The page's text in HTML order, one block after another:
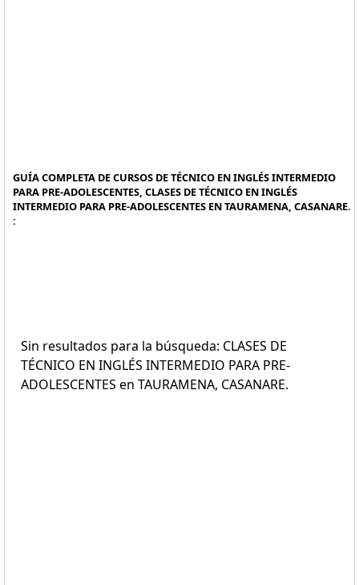
GUÍA COMPLETA DE CURSOS DE TÉCNICO EN INGLÉS INTERMEDIO
PARA PRE-ADOLESCENTES, CLASES DE TÉCNICO EN INGLÉS
INTERMEDIO PARA PRE-ADOLESCENTES EN TAURAMENA, CASANARE.
:
Sin resultados para la búsqueda: CLASES DE
TÉCNICO EN INGLÉS INTERMEDIO PARA PRE-
ADOLESCENTES en TAURAMENA, CASANARE.